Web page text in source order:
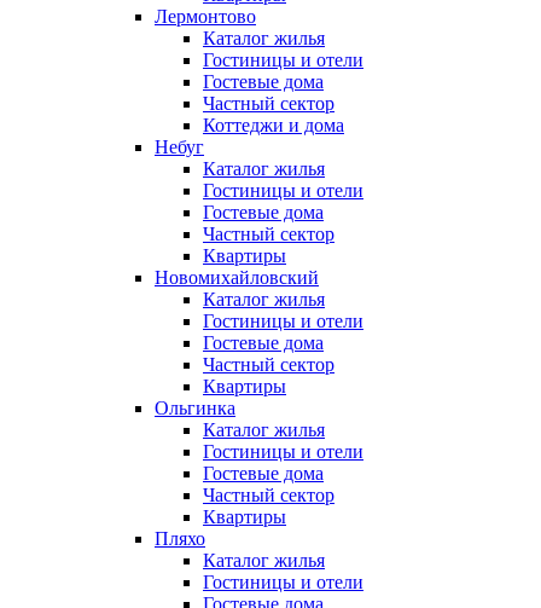
Лермонтово
Каталог жилья
Гостиницы и отели
Гостевые дома
Частный сектор
Коттеджи и дома
Небуг
Каталог жилья
Гостиницы и отели
Гостевые дома
Частный сектор
Квартиры
Новомихайловский
Каталог жилья
Гостиницы и отели
Гостевые дома
Частный сектор
Квартиры
Ольгинка
Каталог жилья
Гостиницы и отели
Гостевые дома
Частный сектор
Квартиры
Пляхо
Каталог жилья
Гостиницы и отели